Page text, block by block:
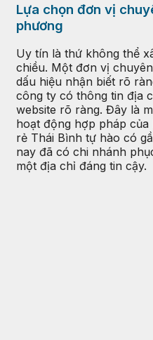
Lựa chọn đơn vị
phương
Uy tín là thứ không thể
chiều. Một đơn vị
dấu hiệu nhận biết rõ
công ty có thông tin địa
website rõ ràng. Đây là
hoạt động hợp pháp
rẻ Thái Bình tự hào có
nay đã có chi nhánh
một địa chỉ đáng tin cậy.